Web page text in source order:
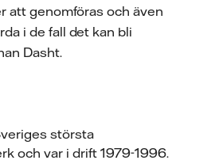
att genomföras och även
i de fall det kan bli
Dasht.
största
och var i drift 1979-1996.